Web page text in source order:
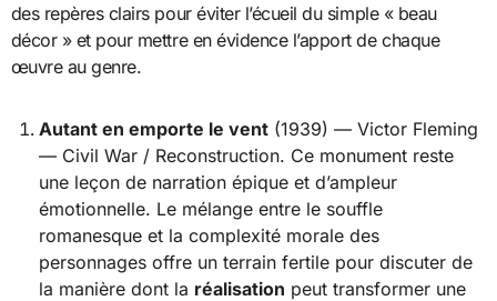
des repères clairs pour éviter l’écueil du simple « beau
décor » et pour mettre en évidence l’apport de chaque
œuvre au genre.
Autant en emporte le vent (1939) — Victor Fleming
— Civil War / Reconstruction. Ce monument reste
une leçon de narration épique et d’ampleur
émotionnelle. Le mélange entre le souffle
romanesque et la complexité morale des
personnages offre un terrain fertile pour discuter de
la manière dont la réalisation peut transformer une